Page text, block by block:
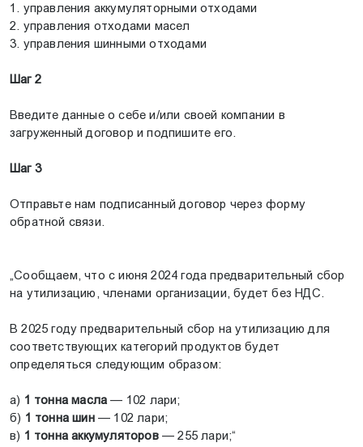
1. управления аккумуляторными отходами
2. управления отходами масел
3. управления шинными отходами
Шаг 2
Введите данные о себе и/или своей компании в
загруженный договор и подпишите его.
Шаг 3
Отправьте нам подписанный договор через форму
обратной связи.
„Сообщаем, что с июня 2024 года предварительный сбор
на утилизацию, членами организации, будет без НДС.
В 2025 году предварительный сбор на утилизацию для
соответствующих категорий продуктов будет
определяться следующим образом:
а) 1 тонна масла— 102 лари;
б) 1 тонна шин— 102 лари;
в) 1 тонна аккумуляторов— 255 лари;“